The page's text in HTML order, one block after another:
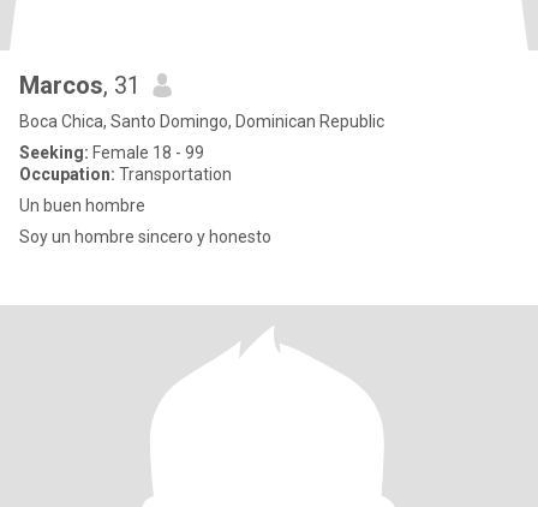
Marcos, 31
Boca Chica, Santo Domingo, Dominican Republic
Seeking: Female 18 - 99
Occupation: Transportation
Un buen hombre
Soy un hombre sincero y honesto